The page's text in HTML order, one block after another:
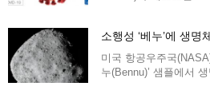
소행성 ‘베누’에 생명
미국 항공우주국
누(Bennu)’ 샘플에서